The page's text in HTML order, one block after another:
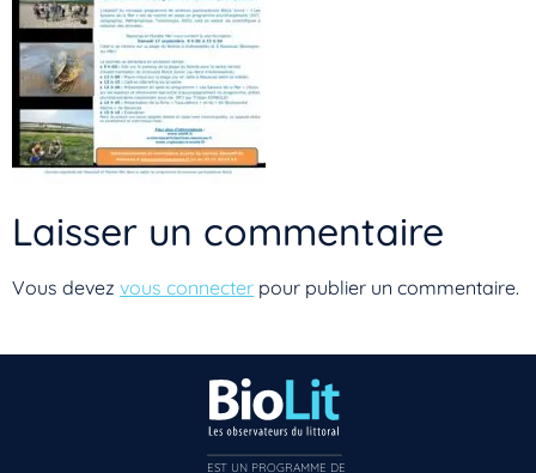
Laisser un commentaire
Vous devez vous connecter pour publier un commentaire.